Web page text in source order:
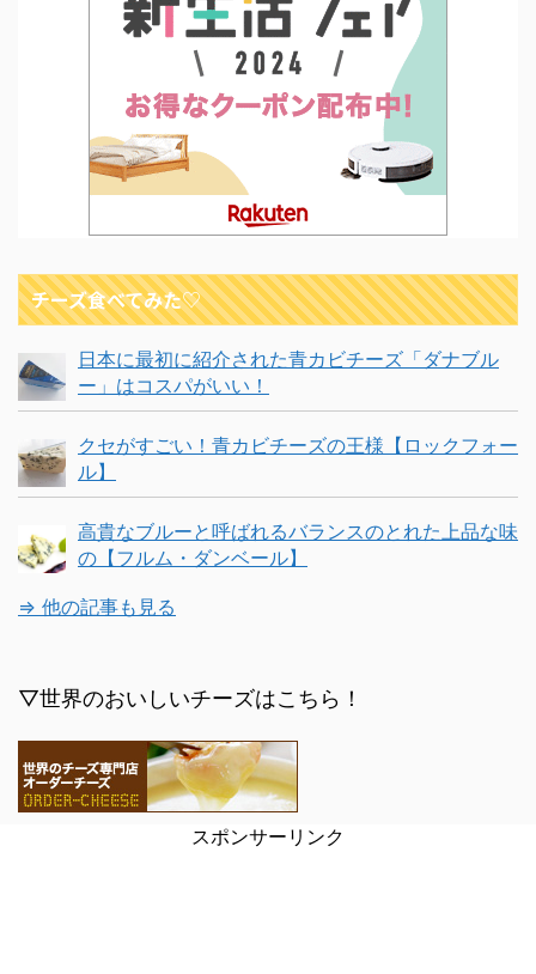
チーズ食べてみた♡
日本に最初に紹介された青カビチーズ「ダナブル
ー」はコスパがいい！
クセがすごい！青カビチーズの王様【ロックフォー
ル】
高貴なブルーと呼ばれるバランスのとれた上品な味
の【フルム・ダンベール】
⇒ 他の記事も見る
▽世界のおいしいチーズはこちら！
スポンサーリンク